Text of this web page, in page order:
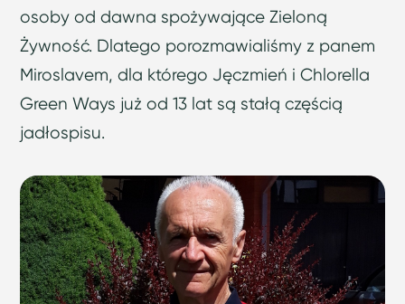
osoby od dawna spożywające Zieloną
Żywność. Dlatego porozmawialiśmy z panem
Miroslavem, dla którego Jęczmień i Chlorella
Green Ways już od 13 lat są stałą częścią
jadłospisu.